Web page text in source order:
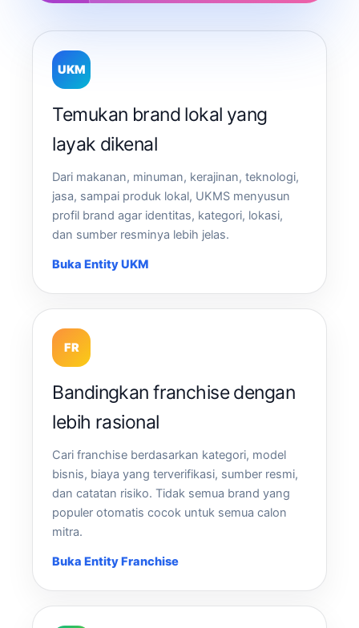
UKM
Temukan brand lokal yang
layak dikenal
Dari makanan, minuman, kerajinan, teknologi,
jasa, sampai produk lokal, UKMS menyusun
profil brand agar identitas, kategori, lokasi,
dan sumber resminya lebih jelas.
Buka Entity UKM
FR
Bandingkan franchise dengan
lebih rasional
Cari franchise berdasarkan kategori, model
bisnis, biaya yang terverifikasi, sumber resmi,
dan catatan risiko. Tidak semua brand yang
populer otomatis cocok untuk semua calon
mitra.
Buka Entity Franchise